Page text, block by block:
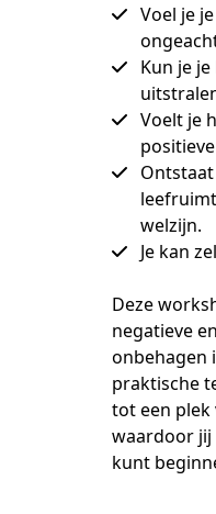
Voel je
Kun je
Voelt je
welzijn.
Je kan
Deze
negatieve
onbehagen
praktische
tot een plek
waardoor jij
kunt